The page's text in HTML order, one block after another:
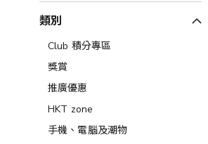
類別
Club 積分專區
獎賞
推廣優惠
HKT zone
手機、電腦及潮物